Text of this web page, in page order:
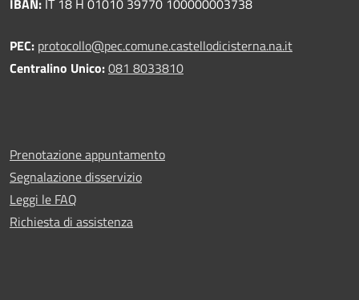
PEC: protocollo@pec.comune.castellodicisterna.na.it
Centralino Unico:081 8033810
Prenotazione appuntamento
Segnalazione disservizio
Leggi le FAQ
Richiesta di assistenza